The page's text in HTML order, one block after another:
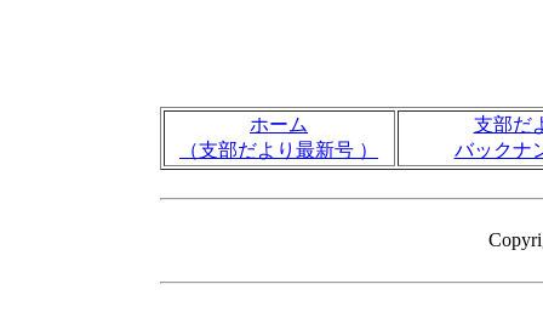
ホーム
（支部だより最新号 ）
支部だ
バックナ